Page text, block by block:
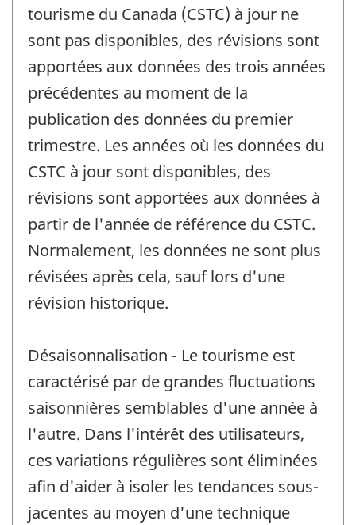
tourisme du Canada (CSTC) à jour ne
sont pas disponibles, des révisions sont
apportées aux données des trois années
précédentes au moment de la
publication des données du premier
trimestre. Les années où les données du
CSTC à jour sont disponibles, des
révisions sont apportées aux données à
partir de l'année de référence du CSTC.
Normalement, les données ne sont plus
révisées après cela, sauf lors d'une
révision historique.
Désaisonnalisation - Le tourisme est
caractérisé par de grandes fluctuations
saisonnières semblables d'une année à
l'autre. Dans l'intérêt des utilisateurs,
ces variations régulières sont éliminées
afin d'aider à isoler les tendances sous-
jacentes au moyen d'une technique